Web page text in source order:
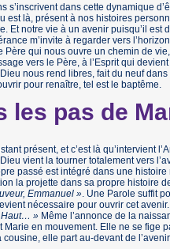
s’inscrivent dans cette dynamique
est là, présent à nos histoires
Et notre vie à un avenir puisqu’il est
m’invite à regarder vers
Père qui nous ouvre un chemin de
vers le Père, à l’Esprit qui
nous rend libres, fait du neuf dans
pour renaître, tel est le baptême.
les pas de
présent, et c’est là qu’intervient
vient la tourner totalement vers
passé est intégré dans une histoire
la projette dans sa propre histoire
Emmanuel » . Une Parole suffit
nécessaire pour ouvrir cet avenir.
Haut… » Même l’annonce de la
Marie en mouvement. Elle ne se fige
cousine, elle part au-devant de